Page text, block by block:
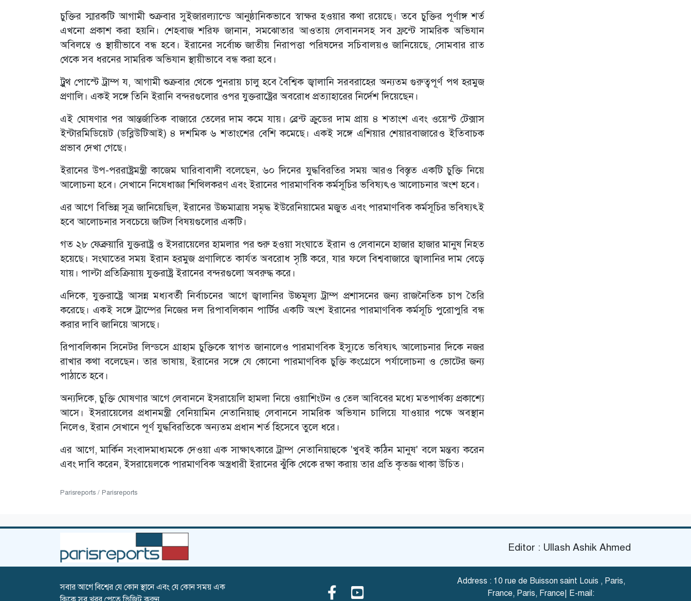
চুক্তির স্মারকটি আগামী শুক্রবার সুইজারল্যান্ডে আনুষ্ঠানিকভাবে স্বাক্ষর হওয়ার কথা রয়েছে। তবে চুক্তির পূর্ণাঙ্গ শর্ত
এখনো প্রকাশ করা হয়নি। শেহবাজ শরিফ জানান, সমঝোতার আওতায় লেবাননসহ সব ফ্রন্টে সামরিক অভিযান
অবিলম্বে ও স্থায়ীভাবে বন্ধ হবে। ইরানের সর্বোচ্চ জাতীয় নিরাপত্তা পরিষদের সচিবালয়ও জানিয়েছে, সোমবার রাত
থেকে সব ধরনের সামরিক অভিযান স্থায়ীভাবে বন্ধ করা হবে।
ট্রুথ পোস্টে ট্রাম্প য, আগামী শুক্রবার থেকে পুনরায় চালু হবে বৈশ্বিক জ্বালানি সরবরাহের অন্যতম গুরুত্বপূর্ণ পথ হরমুজ
প্রণালি। একই সঙ্গে তিনি ইরানি বন্দরগুলোর ওপর যুক্তরাষ্ট্রের অবরোধ প্রত্যাহারের নির্দেশ দিয়েছেন।
এই ঘোষণার পর আন্তর্জাতিক বাজারে তেলের দাম কমে যায়। ব্রেন্ট ক্রুডের দাম প্রায় ৪ শতাংশ এবং ওয়েস্ট টেক্সাস
ইন্টারমিডিয়েট (ডব্লিউটিআই) ৪ দশমিক ৬ শতাংশের বেশি কমেছে। একই সঙ্গে এশিয়ার শেয়ারবাজারেও ইতিবাচক
প্রভাব দেখা গেছে।
ইরানের উপ-পররাষ্ট্রমন্ত্রী কাজেম ঘারিবাবাদী বলেছেন, ৬০ দিনের যুদ্ধবিরতির সময় আরও বিস্তৃত একটি চুক্তি নিয়ে
আলোচনা হবে। সেখানে নিষেধাজ্ঞা শিথিলকরণ এবং ইরানের পারমাণবিক কর্মসূচির ভবিষ্যৎও আলোচনার অংশ হবে।
এর আগে বিভিন্ন সূত্র জানিয়েছিল, ইরানের উচ্চমাত্রায় সমৃদ্ধ ইউরেনিয়ামের মজুত এবং পারমাণবিক কর্মসূচির ভবিষ্যৎই
হবে আলোচনার সবচেয়ে জটিল বিষয়গুলোর একটি।
গত ২৮ ফেব্রুয়ারি যুক্তরাষ্ট্র ও ইসরায়েলের হামলার পর শুরু হওয়া সংঘাতে ইরান ও লেবাননে হাজার হাজার মানুষ নিহত
হয়েছে। সংঘাতের সময় ইরান হরমুজ প্রণালিতে কার্যত অবরোধ সৃষ্টি করে, যার ফলে বিশ্ববাজারে জ্বালানির দাম বেড়ে
যায়। পাল্টা প্রতিক্রিয়ায় যুক্তরাষ্ট্র ইরানের বন্দরগুলো অবরুদ্ধ করে।
এদিকে, যুক্তরাষ্ট্রে আসন্ন মধ্যবর্তী নির্বাচনের আগে জ্বালানির উচ্চমূল্য ট্রাম্প প্রশাসনের জন্য রাজনৈতিক চাপ তৈরি
করেছে। একই সঙ্গে ট্রাম্পের নিজের দল রিপাবলিকান পার্টির একটি অংশ ইরানের পারমাণবিক কর্মসূচি পুরোপুরি বন্ধ
করার দাবি জানিয়ে আসছে।
রিপাবলিকান সিনেটর লিন্ডসে গ্রাহাম চুক্তিকে স্বাগত জানালেও পারমাণবিক ইস্যুতে ভবিষ্যৎ আলোচনার দিকে নজর
রাখার কথা বলেছেন। তার ভাষায়, ইরানের সঙ্গে যে কোনো পারমাণবিক চুক্তি কংগ্রেসে পর্যালোচনা ও ভোটের জন্য
পাঠাতে হবে।
অন্যদিকে, চুক্তি ঘোষণার আগে লেবাননে ইসরায়েলি হামলা নিয়ে ওয়াশিংটন ও তেল আবিবের মধ্যে মতপার্থক্য প্রকাশ্যে
আসে। ইসরায়েলের প্রধানমন্ত্রী বেনিয়ামিন নেতানিয়াহু লেবাননে সামরিক অভিযান চালিয়ে যাওয়ার পক্ষে অবস্থান
নিলেও, ইরান সেখানে পূর্ণ যুদ্ধবিরতিকে অন্যতম প্রধান শর্ত হিসেবে তুলে ধরে।
এর আগে, মার্কিন সংবাদমাধ্যমকে দেওয়া এক সাক্ষাৎকারে ট্রাম্প নেতানিয়াহুকে 'খুবই কঠিন মানুষ' বলে মন্তব্য করেন
এবং দাবি করেন, ইসরায়েলকে পারমাণবিক অস্ত্রধারী ইরানের ঝুঁকি থেকে রক্ষা করায় তার প্রতি কৃতজ্ঞ থাকা উচিত।
Parisreports / Parisreports
Editor : Ullash Ashik Ahmed
সবার আগে বিশ্বের যে কোন স্থানে এবং যে কোন সময় এক
Address : 10 rue de Buisson saint Louis , Paris,
France, Paris, France| E-mail: